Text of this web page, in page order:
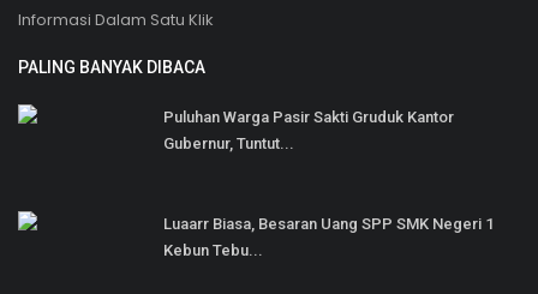
Informasi Dalam Satu Klik
PALING BANYAK DIBACA
Puluhan Warga Pasir Sakti Gruduk Kantor
Gubernur, Tuntut...
Luaarr Biasa, Besaran Uang SPP SMK Negeri 1
Kebun Tebu...